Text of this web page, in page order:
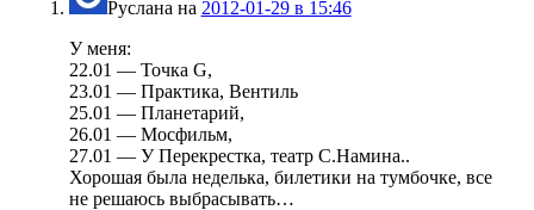
Руслана на 2012-01-29 в 15:46
У меня:
22.01 — Точка G,
23.01 — Практика, Вентиль
25.01 — Планетарий,
26.01 — Мосфильм,
27.01 — У Перекрестка, театр С.Намина..
Хорошая была неделька, билетики на тумбочке, все
не решаюсь выбрасывать…